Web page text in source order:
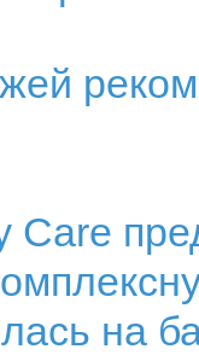
Care
на